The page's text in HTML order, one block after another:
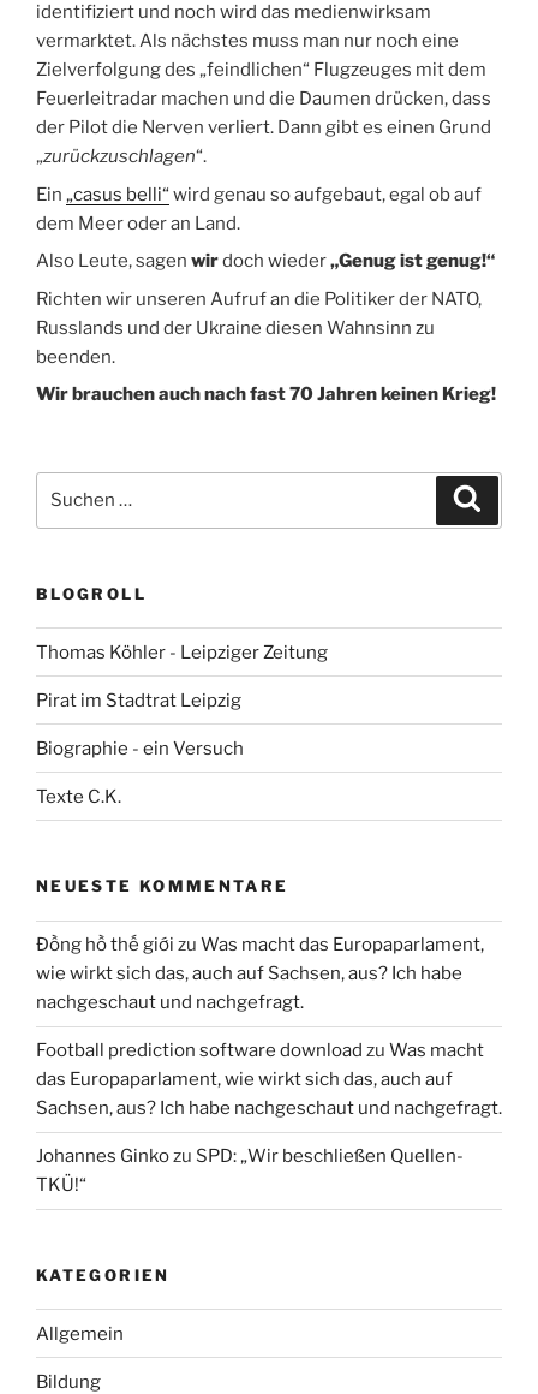
identifiziert und noch wird das medienwirksam
vermarktet. Als nächstes muss man nur noch eine
Zielverfolgung des „feindlichen“ Flugzeuges mit dem
Feuerleitradar machen und die Daumen drücken, dass
der Pilot die Nerven verliert. Dann gibt es einen Grund
„zurückzuschlagen“.
Ein „casus belli“ wird genau so aufgebaut, egal ob auf
dem Meer oder an Land.
Also Leute, sagen wirdoch wieder„Genug ist genug!“
Richten wir unseren Aufruf an die Politiker der NATO,
Russlands und der Ukraine diesen Wahnsinn zu
beenden.
Wir brauchen auch nach fast 70 Jahren keinen Krieg!
nach:
BLOGROLL
Thomas Köhler - Leipziger Zeitung
Pirat im Stadtrat Leipzig
Biographie - ein Versuch
Texte C.K.
NEUESTE KOMMENTARE
Đồng hồ thế giới zu Was macht das Europaparlament,
wie wirkt sich das, auch auf Sachsen, aus? Ich habe
nachgeschaut und nachgefragt.
Football prediction software download zu Was macht
das Europaparlament, wie wirkt sich das, auch auf
Sachsen, aus? Ich habe nachgeschaut und nachgefragt.
Johannes Ginkozu SPD: „Wir beschließen Quellen-
TKÜ!“
KATEGORIEN
Allgemein
Bildung